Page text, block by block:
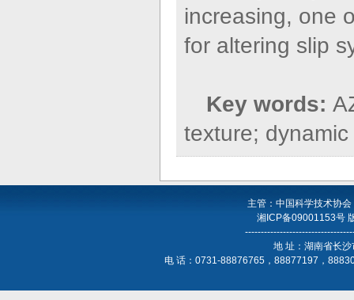
increasing, one
for altering slip
Key words:
texture;
主管：中国科学技术协
湘ICP备09001153号
地 址：湖南省长
电 话：0731-88876765，88877197，